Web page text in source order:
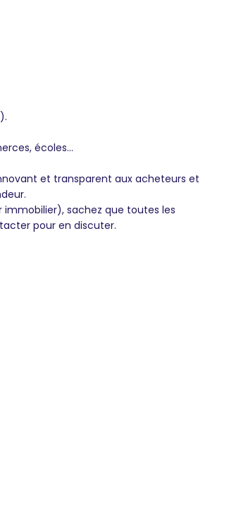
écoles...
et transparent aux acheteurs et
sachez que toutes les
pour en discuter.